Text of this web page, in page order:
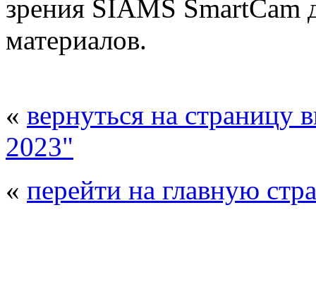
зрения SIAMS SmartCam
материалов.
« вернуться на страницу
2023"
« перейти на главную